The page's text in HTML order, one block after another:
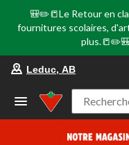
🎒✏️📒Le Retour en
fournitures scolaires,
Leduc, AB